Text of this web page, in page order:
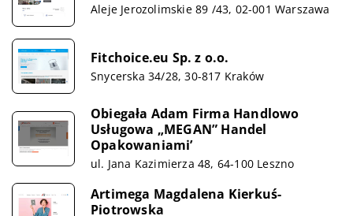
Aleje Jerozolimskie 89 /43, 02-001 Warszawa
Fitchoice.eu Sp. z o.o.
Snycerska 34/28, 30-817 Kraków
Obiegała Adam Firma Handlowo
Usługowa „MEGAN” Handel
Opakowaniami’
ul. Jana Kazimierza 48, 64-100 Leszno
Artimega Magdalena Kierkuś-
Piotrowska